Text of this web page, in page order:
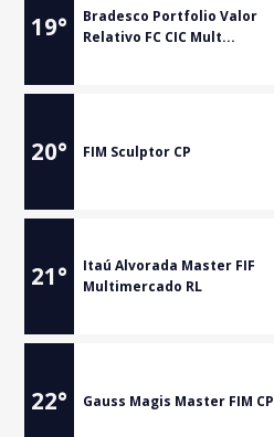
19°
Bradesco Portfolio Valor
Relativo FC CIC Mult...
20° FIM Sculptor CP
21°
Itaú Alvorada Master FIF
Multimercado RL
22° Gauss Magis Master FIM CP